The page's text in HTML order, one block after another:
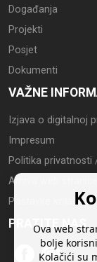
Događanja
Projekti
Posjet
Dokumenti
VAŽNE
Izjava o digitalnoj
Impresum
Politika privatnosti
Arhiva web stranice
Postavke kolačića
PRATITE NAS
Ova web
bolje
Kolačići su